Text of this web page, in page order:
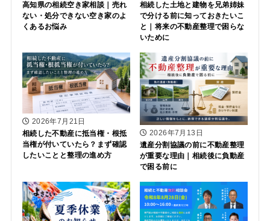
高知県の相続空き家相談｜売れ
ない・処分できない空き家のよ
くあるお悩み
相続した土地と建物を兄弟姉妹
で分ける前に知っておきたいこ
と｜将来の不動産整理で困らな
いために
2026年7月21日
相続した不動産に抵当権・根抵
当権が付いていたら？まず確認
したいことと整理の進め方
2026年7月13日
遺産分割協議の前に不動産整理
が重要な理由｜相続後に負動産
で困る前に